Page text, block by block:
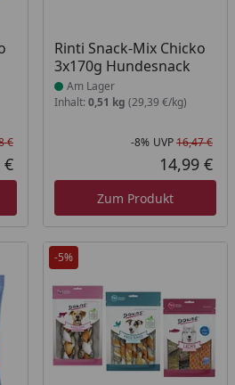
Rabatt in Prozent
Ursprünglicher Preis
€
Aktueller Preis
€
Rinti Snack-Mix Chicko
3x170g Hundesnack
Produkt am Lager
Am Lager
Inhalt: 0,51 kg (29,39 €/kg)
-8% UVP16,47 €
14,99 €
Zum Produkt
-5%